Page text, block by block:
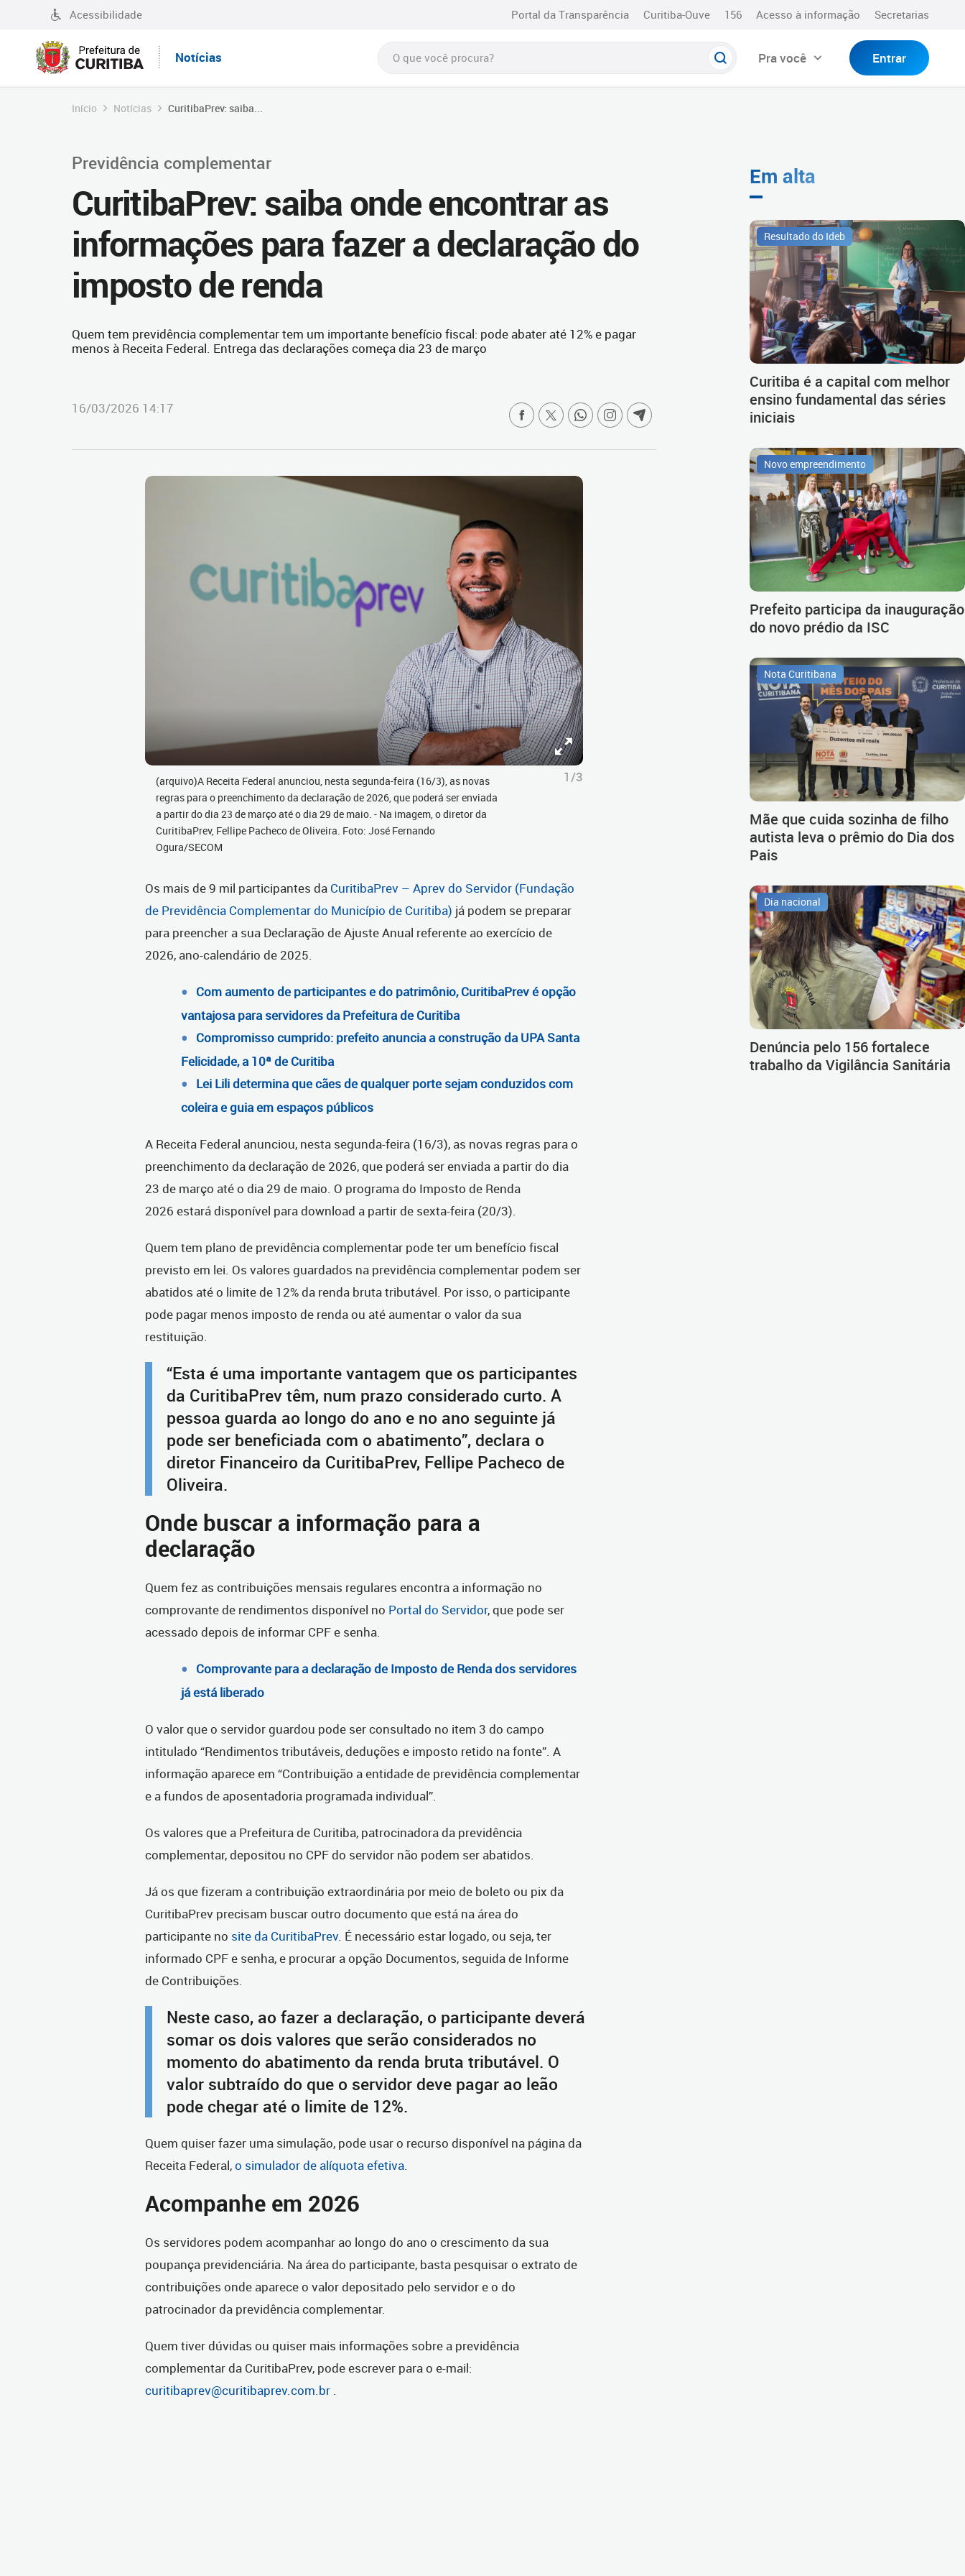
Acessibilidade Portal da Transparência Curitiba-Ouve 156 Acesso à informação Secretarias
Notícias Pra você Entrar
Início Notícias CuritibaPrev: saiba...
Previdência complementar
CuritibaPrev: saiba onde encontrar as
informações para fazer a declaração do
imposto de renda
Quem tem previdência complementar tem um importante benefício fiscal: pode abater até 12% e pagar
menos à Receita Federal. Entrega das declarações começa dia 23 de março
16/03/2026 14:17
(arquivo)A Receita Federal anunciou, nesta segunda-feira (16/3), as novas
regras para o preenchimento da declaração de 2026, que poderá ser enviada
a partir do dia 23 de março até o dia 29 de maio. - Na imagem, o diretor da
CuritibaPrev, Fellipe Pacheco de Oliveira. Foto: José Fernando
Ogura/SECOM
1/3
Os mais de 9 mil participantes da CuritibaPrev – Aprev do Servidor (Fundação
de Previdência Complementar do Município de Curitiba) já podem se preparar
para preencher a sua Declaração de Ajuste Anual referente ao exercício de
2026, ano-calendário de 2025.
Com aumento de participantes e do patrimônio, CuritibaPrev é opção
vantajosa para servidores da Prefeitura de Curitiba
Compromisso cumprido: prefeito anuncia a construção da UPA Santa
Felicidade, a 10ª de Curitiba
Lei Lili determina que cães de qualquer porte sejam conduzidos com
coleira e guia em espaços públicos
A Receita Federal anunciou, nesta segunda-feira (16/3), as novas regras para o
preenchimento da declaração de 2026, que poderá ser enviada a partir do dia
23 de março até o dia 29 de maio. O programa do Imposto de Renda
2026 estará disponível para download a partir de sexta-feira (20/3).
Quem tem plano de previdência complementar pode ter um benefício fiscal
previsto em lei. Os valores guardados na previdência complementar podem ser
abatidos até o limite de 12% da renda bruta tributável. Por isso, o participante
pode pagar menos imposto de renda ou até aumentar o valor da sua
restituição.
“Esta é uma importante vantagem que os participantes
da CuritibaPrev têm, num prazo considerado curto. A
pessoa guarda ao longo do ano e no ano seguinte já
pode ser beneficiada com o abatimento”, declara o
diretor Financeiro da CuritibaPrev, Fellipe Pacheco de
Oliveira.
Onde buscar a informação para a
declaração
Quem fez as contribuições mensais regulares encontra a informação no
comprovante de rendimentos disponível no Portal do Servidor, que pode ser
acessado depois de informar CPF e senha.
Comprovante para a declaração de Imposto de Renda dos servidores
já está liberado
O valor que o servidor guardou pode ser consultado no item 3 do campo
intitulado “Rendimentos tributáveis, deduções e imposto retido na fonte”. A
informação aparece em “Contribuição a entidade de previdência complementar
e a fundos de aposentadoria programada individual”.
Os valores que a Prefeitura de Curitiba, patrocinadora da previdência
complementar, depositou no CPF do servidor não podem ser abatidos.
Já os que fizeram a contribuição extraordinária por meio de boleto ou pix da
CuritibaPrev precisam buscar outro documento que está na área do
participante no site da CuritibaPrev. É necessário estar logado, ou seja, ter
informado CPF e senha, e procurar a opção Documentos, seguida de Informe
de Contribuições.
Neste caso, ao fazer a declaração, o participante deverá
somar os dois valores que serão considerados no
momento do abatimento da renda bruta tributável. O
valor subtraído do que o servidor deve pagar ao leão
pode chegar até o limite de 12%.
Quem quiser fazer uma simulação, pode usar o recurso disponível na página da
Receita Federal,o simulador de alíquota efetiva.
Acompanhe em 2026
Os servidores podem acompanhar ao longo do ano o crescimento da sua
poupança previdenciária. Na área do participante, basta pesquisar o extrato de
contribuições onde aparece o valor depositado pelo servidor e o do
patrocinador da previdência complementar.
Quem tiver dúvidas ou quiser mais informações sobre a previdência
complementar da CuritibaPrev, pode escrever para o e-mail:
curitibaprev@curitibaprev.com.br .
Em alta
Resultado do Ideb
Curitiba é a capital com melhor
ensino fundamental das séries
iniciais
Novo empreendimento
Prefeito participa da inauguração
do novo prédio da ISC
Nota Curitibana
Mãe que cuida sozinha de filho
autista leva o prêmio do Dia dos
Pais
Dia nacional
Denúncia pelo 156 fortalece
trabalho da Vigilância Sanitária